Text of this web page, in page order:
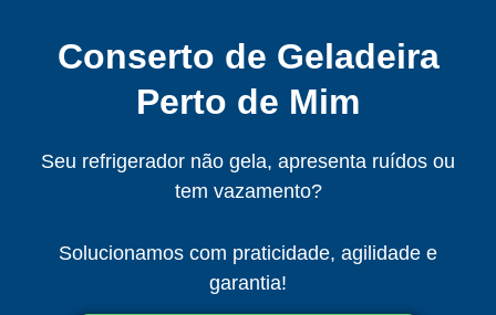
Conserto de Geladeira
Perto de Mim
Seu refrigerador não gela, apresenta ruídos ou
tem vazamento?
Solucionamos com praticidade, agilidade e
garantia!